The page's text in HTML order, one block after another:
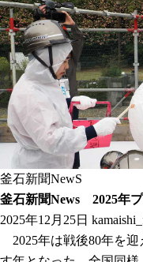
釜石新聞NewS
釜石新聞News 2025年
2025年12月25日
2025年は戦後80年を迎